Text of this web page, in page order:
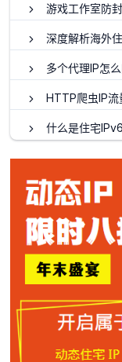
游戏工作室防
深度解析海外
多个代理IP怎么同
HTTP爬虫IP流量
什么是住宅